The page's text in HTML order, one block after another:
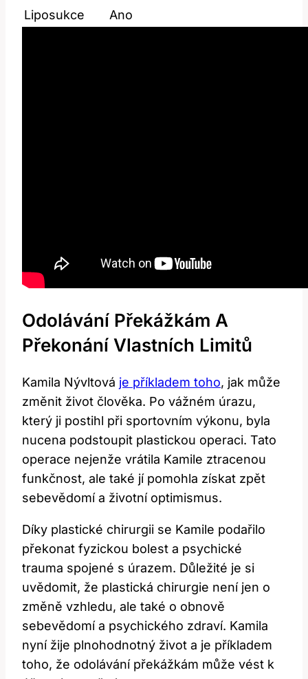
Liposukce Ano
Odolávání Překážkám A
Překonání Vlastních Limitů
Kamila Nývltová je příkladem toho, jak může
změnit život člověka. Po vážném úrazu,
který ji postihl při sportovním výkonu, byla
nucena podstoupit plastickou operaci. Tato
operace nejenže vrátila Kamile ztracenou
funkčnost, ale také jí pomohla získat zpět
sebevědomí a životní optimismus.
Díky plastické chirurgii se Kamile podařilo
překonat fyzickou bolest a psychické
trauma spojené s úrazem. Důležité je si
uvědomit, že plastická chirurgie není jen o
změně vzhledu, ale také o obnově
sebevědomí a psychického zdraví. Kamila
nyní žije plnohodnotný život a je příkladem
toho, že odolávání překážkám může vést k